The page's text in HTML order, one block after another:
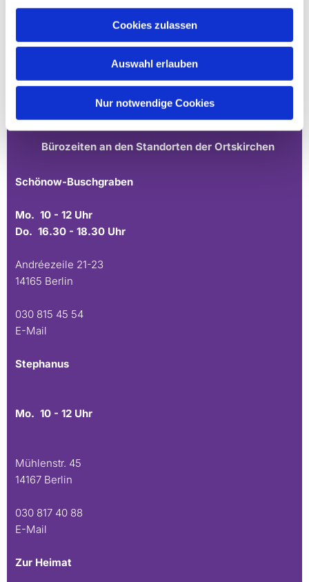
Cookies zulassen
Auswahl erlauben
Nur notwendige Cookies
Ev. Gesamtkirchengemeinde Zehlendorf-Süd
Heimat 27 - 14165 Berlin
030 815 18 39
kontakt@evkirchezehlendorfsued.de
Bürozeiten an den Standorten der Ortskirchen
Schönow-Buschgraben
Mo. 10 - 12 Uhr
Do. 16.30 - 18.30 Uhr
Andréezeile 21-23
14165 Berlin
030 815 45 54
E-Mail
Stephanus
Mo. 10 - 12 Uhr
Mühlenstr. 45
14167 Berlin
030 817 40 88
E-Mail
Zur Heimat